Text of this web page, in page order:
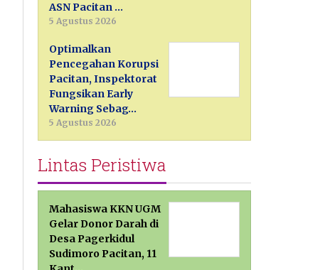
ASN Pacitan …
5 Agustus 2026
Optimalkan
Pencegahan Korupsi
Pacitan, Inspektorat
Fungsikan Early
Warning Sebag…
5 Agustus 2026
Lintas Peristiwa
Mahasiswa KKN UGM
Gelar Donor Darah di
Desa Pagerkidul
Sudimoro Pacitan, 11